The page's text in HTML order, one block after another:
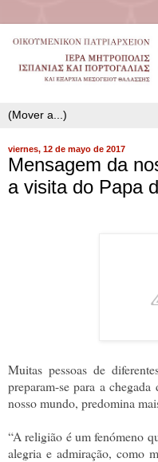
viernes, 12 de mayo de 2017
Mensagem da
a visita do Papa
Muitas pessoas de
preparam-se para a
nosso mundo, predomina
“A religião é um fenómeno
alegria e admiração, como